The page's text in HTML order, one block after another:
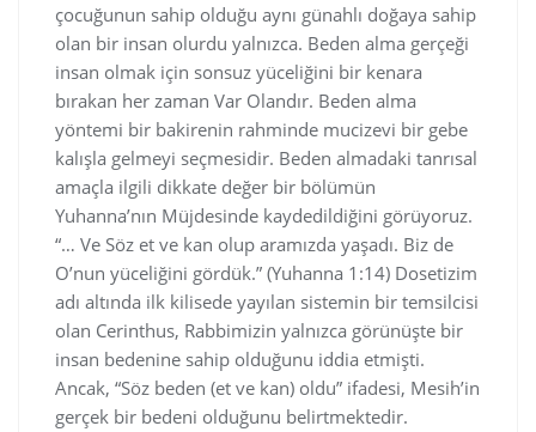
çocuğunun sahip olduğu aynı günahlı doğaya sahip
olan bir insan olurdu yalnızca. Beden alma gerçeği
insan olmak için sonsuz yüceliğini bir kenara
bırakan her zaman Var Olandır. Beden alma
yöntemi bir bakirenin rahminde mucizevi bir gebe
kalışla gelmeyi seçmesidir. Beden almadaki tanrısal
amaçla ilgili dikkate değer bir bölümün
Yuhanna’nın Müjdesinde kaydedildiğini görüyoruz.
“… Ve Söz et ve kan olup aramızda yaşadı. Biz de
O’nun yüceliğini gördük.” (Yuhanna 1:14) Dosetizim
adı altında ilk kilisede yayılan sistemin bir temsilcisi
olan Cerinthus, Rabbimizin yalnızca görünüşte bir
insan bedenine sahip olduğunu iddia etmişti.
Ancak, “Söz beden (et ve kan) oldu” ifadesi, Mesih’in
gerçek bir bedeni olduğunu belirtmektedir.